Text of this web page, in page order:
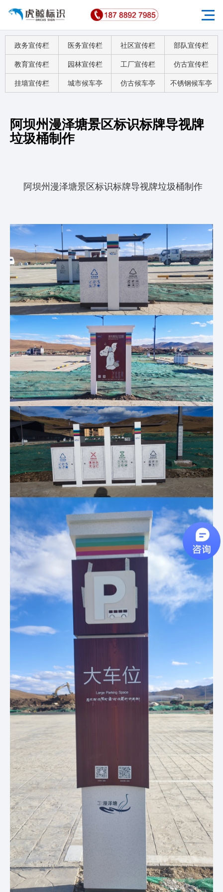
政务宣传栏 医务宣传栏 社区宣传栏 部队宣传栏
教育宣传栏 园林宣传栏 工厂宣传栏 仿古宣传栏
挂墙宣传栏 城市候车亭 仿古候车亭 不锈钢候车亭
阿坝州漫泽塘景区标识标牌导视牌
垃圾桶制作
阿坝州漫泽塘景区标识标牌导视牌垃圾桶制作